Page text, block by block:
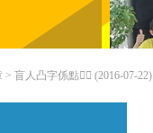
> 盲人凸字係點？ (2016-07-22)